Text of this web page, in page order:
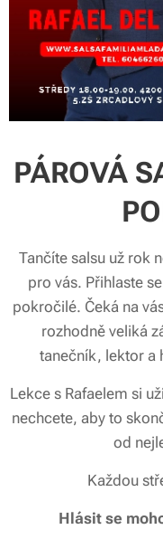
PÁROVÁ
Tančíte salsu už rok
pro vás. Přihlaste
pokročilé. Čeká na
rozhodně veliká
tanečník, lektor a
Lekce s Rafaelem si
nechcete, aby to
od
Každou
Hlásit se